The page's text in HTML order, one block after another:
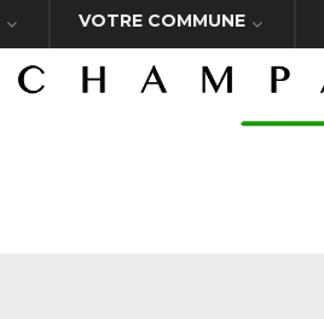
VOTRE COMMUNE